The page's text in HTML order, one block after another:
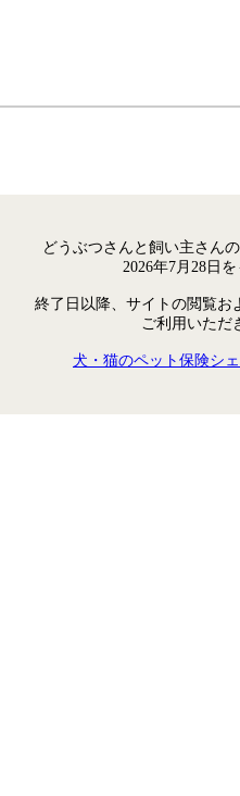
どうぶつさんと飼い主さん
2026年7月28日
終了日以降、サイトの閲覧お
ご利用いただ
犬・猫のペット保険シ